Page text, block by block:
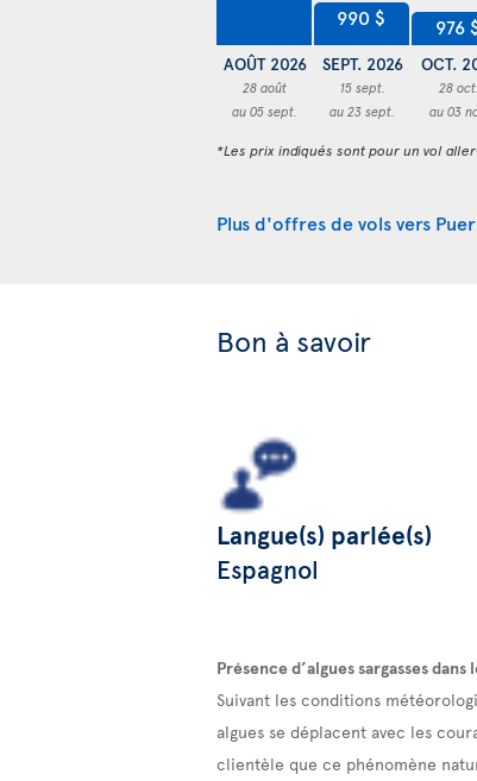
AOÛT 2026
28 août
au 05 sept.
990 $
SEPT. 2026
15 sept.
au 23 sept.
976
OCT.
28 oct.
au 03
*Les prix indiqués sont pour un vol
Plus d'offres de vols vers
Bon à savoir
Langue(s) parlée(s)
Espagnol
Présence d’algues sargasses
Suivant les conditions
algues se déplacent avec les
clientèle que ce phénomène